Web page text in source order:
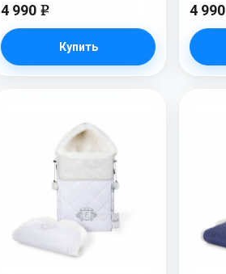
4 990 e
Купить
4 990